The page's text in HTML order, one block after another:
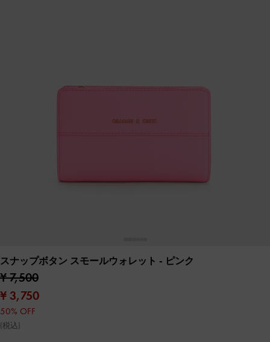
スナップボタン スモールウォレット - ピンク
¥ 7,500
¥ 3,750
50% OFF
(税込)